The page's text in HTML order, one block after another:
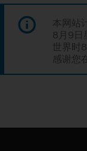
本网站
8月9日
世界时
感谢您